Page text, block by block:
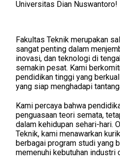
Universitas Dian Nuswantoro!
Fakultas Teknik merupakan
sangat penting dalam
inovasi, dan teknologi di
semakin pesat. Kami
pendidikan tinggi yang
yang siap menghadapi
Kami percaya bahwa
penguasaan teori semata,
dalam kehidupan sehari-hari.
Teknik, kami menawarkan
berbagai program studi yang
memenuhi kebutuhan industri